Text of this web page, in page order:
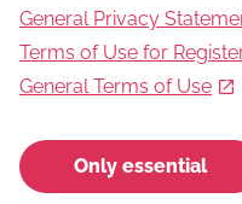
makkaranpaisto.
Tanssipainotteinen
General Privacy
Terms of Use for
General Terms of Use
Only essential